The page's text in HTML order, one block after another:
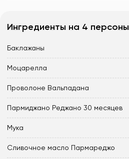
Ингредиенты на 4 персоны
Баклажаны
Моцарелла
Проволоне Вальпадана
Пармиджано Реджано 30 месяцев
Мука
Сливочное масло Пармареджо